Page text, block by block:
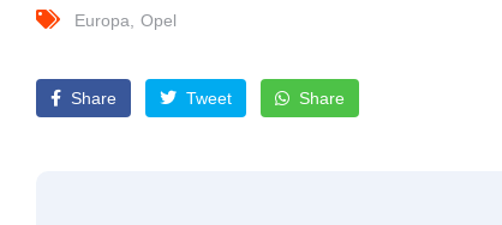
Europa Opel
Share Tweet Share